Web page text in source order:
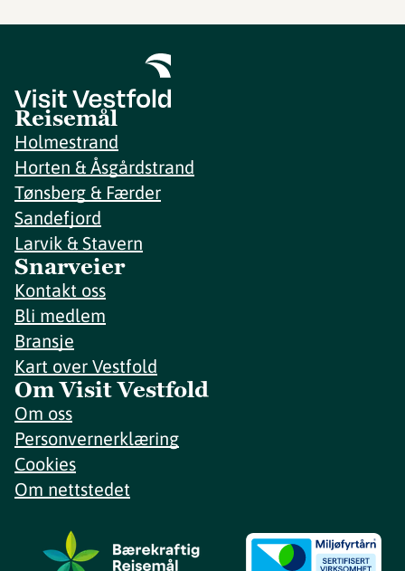
Reisemål
Holmestrand
Horten & Åsgårdstrand
Tønsberg & Færder
Sandefjord
Larvik & Stavern
Snarveier
Kontakt oss
Bli medlem
Bransje
Kart over Vestfold
Om Visit Vestfold
Om oss
Personvernerklæring
Cookies
Om nettstedet